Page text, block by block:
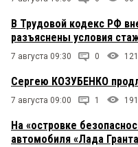
В Трудовой кодекс РФ
разъяснены условия
7 августа 09:30 0 121
Сергею КОЗУБЕНКО
7 августа 09:00 1 191
На «островке
автомобиля «Лада